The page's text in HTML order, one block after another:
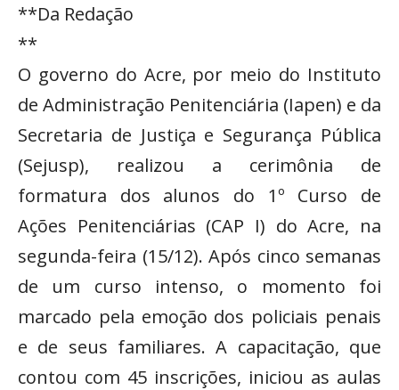
**Da Redação
**
O governo do Acre, por meio do Instituto
de Administração Penitenciária (Iapen) e da
Secretaria de Justiça e Segurança Pública
(Sejusp), realizou a cerimônia de
formatura dos alunos do 1º Curso de
Ações Penitenciárias (CAP I) do Acre, na
segunda-feira (15/12). Após cinco semanas
de um curso intenso, o momento foi
marcado pela emoção dos policiais penais
e de seus familiares. A capacitação, que
contou com 45 inscrições, iniciou as aulas